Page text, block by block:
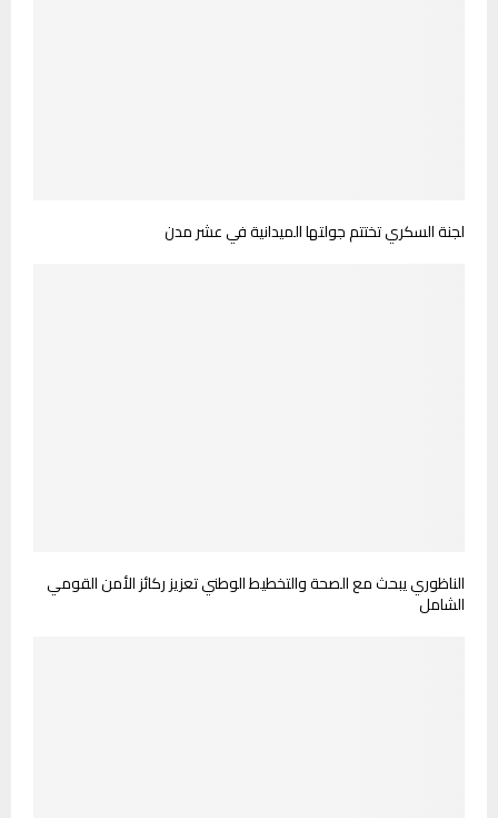
لجنة السكري تختتم جولتها الميدانية في عشر مدن
الناظوري يبحث مع الصحة والتخطيط الوطني تعزيز ركائز الأمن القومي
الشامل